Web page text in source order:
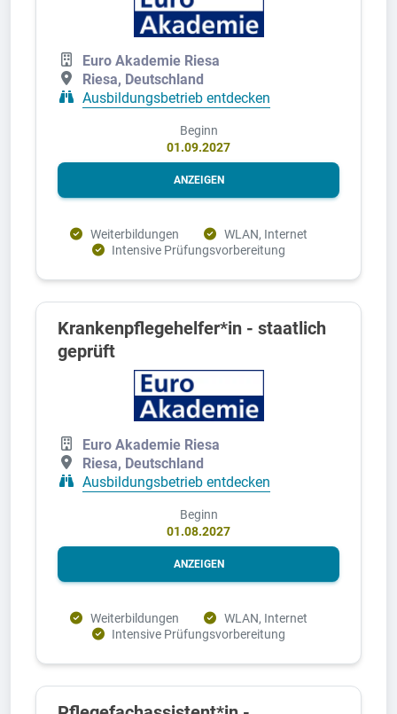
Euro Akademie Riesa
Riesa, Deutschland
Ausbildungsbetrieb entdecken
Beginn
01.09.2027
ANZEIGEN
Weiterbildungen
WLAN, Internet
Intensive Prüfungsvorbereitung
Krankenpflegehelfer*in - staatlich
geprüft
Euro Akademie Riesa
Riesa, Deutschland
Ausbildungsbetrieb entdecken
Beginn
01.08.2027
ANZEIGEN
Weiterbildungen
WLAN, Internet
Intensive Prüfungsvorbereitung